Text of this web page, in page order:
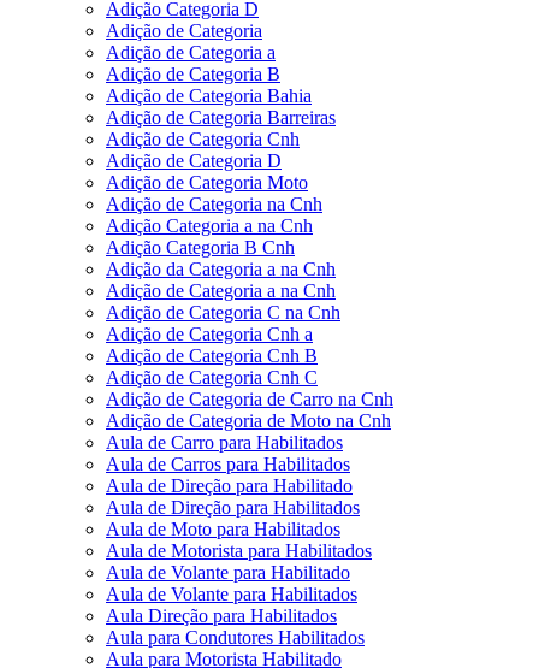
Adição Categoria D
Adição de Categoria
Adição de Categoria a
Adição de Categoria B
Adição de Categoria Bahia
Adição de Categoria Barreiras
Adição de Categoria Cnh
Adição de Categoria D
Adição de Categoria Moto
Adição de Categoria na Cnh
Adição Categoria a na Cnh
Adição Categoria B Cnh
Adição da Categoria a na Cnh
Adição de Categoria a na Cnh
Adição de Categoria C na Cnh
Adição de Categoria Cnh a
Adição de Categoria Cnh B
Adição de Categoria Cnh C
Adição de Categoria de Carro na Cnh
Adição de Categoria de Moto na Cnh
Aula de Carro para Habilitados
Aula de Carros para Habilitados
Aula de Direção para Habilitado
Aula de Direção para Habilitados
Aula de Moto para Habilitados
Aula de Motorista para Habilitados
Aula de Volante para Habilitado
Aula de Volante para Habilitados
Aula Direção para Habilitados
Aula para Condutores Habilitados
Aula para Motorista Habilitado